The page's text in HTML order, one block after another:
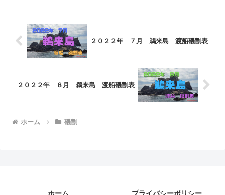
２０２２年 ７月 鵜来島 渡船磯割表
２０２２年 ８月 鵜来島 渡船磯割表
ホーム 磯割